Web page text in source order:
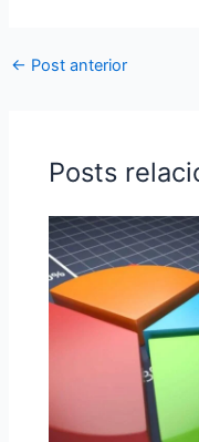
← Post anterior
Posts